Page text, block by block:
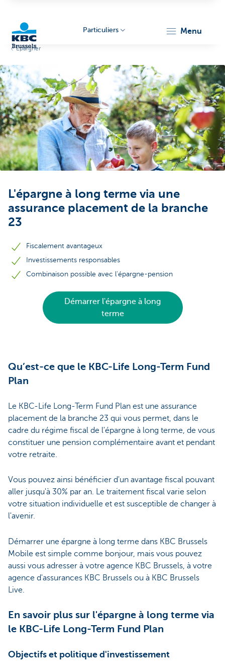
Brussels
Particuliers menu
Epargner
L'épargne à long terme via une
assurance placement de la branche
23
Fiscalement avantageux
Investissements responsables
Combinaison possible avec l'épargne-pension
Démarrer l'épargne à long
terme
Qu’est-ce que le KBC-Life Long-Term Fund
Plan
Le KBC-Life Long-Term Fund Plan est une assurance
placement de la branche 23 qui vous permet, dans le
cadre du régime fiscal de l'épargne à long terme, de vous
constituer une pension complémentaire avant et pendant
votre retraite.
Vous pouvez ainsi bénéficier d'un avantage fiscal pouvant
aller jusqu'à 30% par an. Le traitement fiscal varie selon
votre situation individuelle et est susceptible de changer à
l'avenir.
Démarrer une épargne à long terme dans KBC Brussels
Mobile est simple comme bonjour, mais vous pouvez
aussi vous adresser à votre agence KBC Brussels, à votre
agence d'assurances KBC Brussels ou à KBC Brussels
Live.
En savoir plus sur l'épargne à long terme via
le KBC-Life Long-Term Fund Plan
Objectifs et politique d'investissement